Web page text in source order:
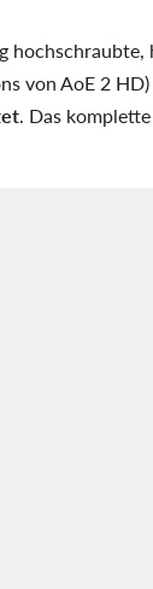
von AoE 2
. Das